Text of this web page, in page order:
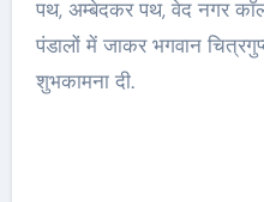
पथ, अम्बेदकर पथ, वेद नगर
पंडालों में जाकर भगवान
शुभकामना दी.